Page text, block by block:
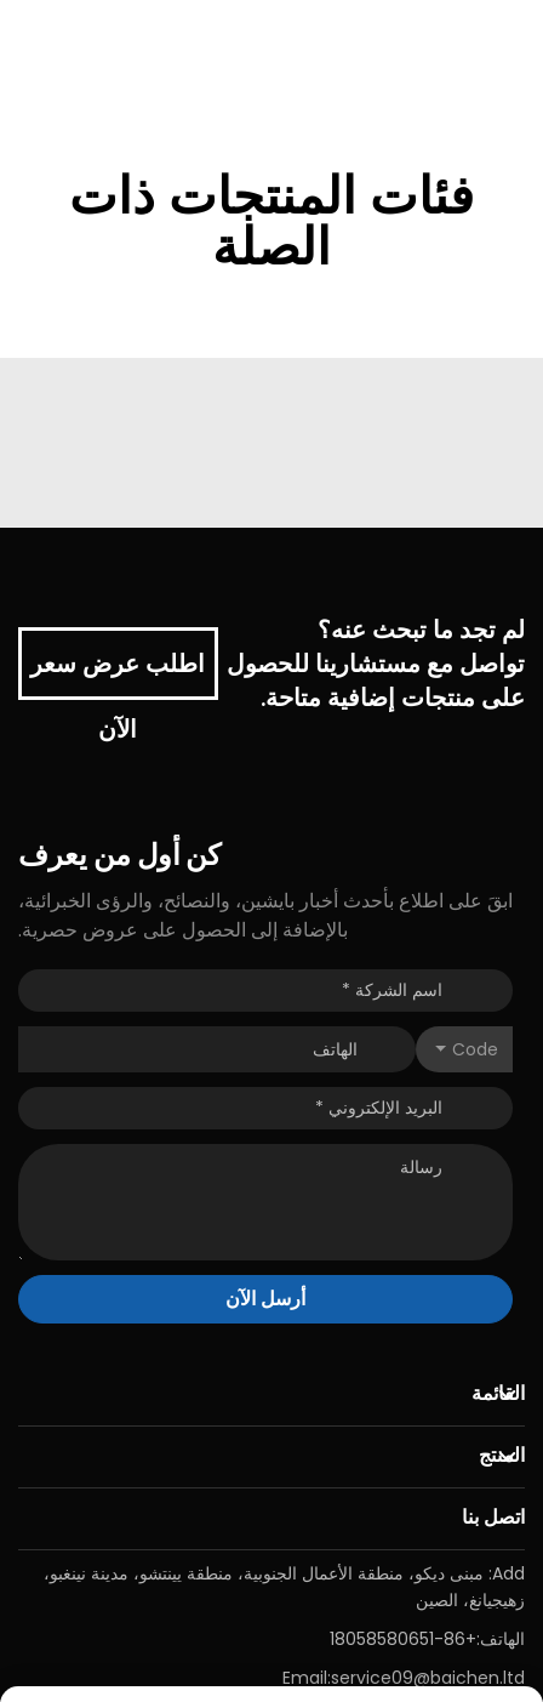
فئات المنتجات ذات
الصلة
لم تجد ما تبحث عنه؟
تواصل مع مستشارينا للحصول
على منتجات إضافية متاحة.
اطلب عرض سعر
الآن
كنأول من يعرف
ابقَ على اطلاع بأحدث أخبار بايشين، والنصائح، والرؤى الخبرائية،
بالإضافة إلى الحصول على عروض حصرية.
Code
أرسل الآن
القائمة
المنتج
اتصل بنا
Add: مبنى ديكو، منطقة الأعمال الجنوبية، منطقة يينتشو، مدينة نينغبو،
زهيجيانغ، الصين
الهاتف:+86-18058580651
Email:service09@baichen.ltd